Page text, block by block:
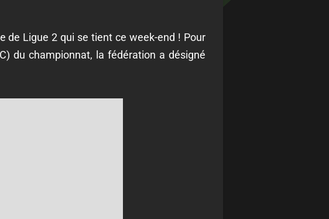
de Ligue 2 qui se tient ce week-end ! Pour
du championnat, la fédération a désigné